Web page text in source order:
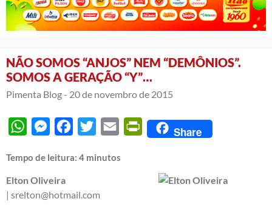
NÃO SOMOS “ANJOS” NEM “DEMÔNIOS”.
SOMOS A GERAÇÃO “Y”…
Pimenta Blog - 20 de novembro de 2015
WhatsAppMessengerFacebook
Twitter Email PrintFriendly
Share
Tempo de leitura: 4 minutos
Elton Oliveira
| srelton@hotmail.com